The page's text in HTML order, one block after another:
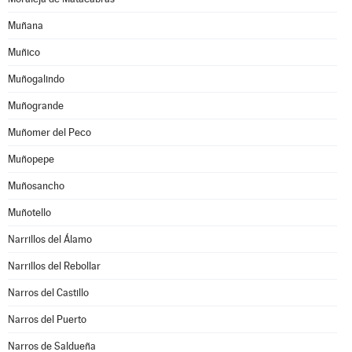
Muñana
Muñico
Muñogalindo
Muñogrande
Muñomer del Peco
Muñopepe
Muñosancho
Muñotello
Narrillos del Álamo
Narrillos del Rebollar
Narros del Castillo
Narros del Puerto
Narros de Saldueña